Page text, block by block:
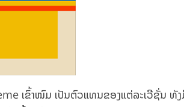
ເຂົ້າໜົມ ເປັນຕົວແທນຂອງແຕ່ລະເວີຊັ່ນ ທັງ